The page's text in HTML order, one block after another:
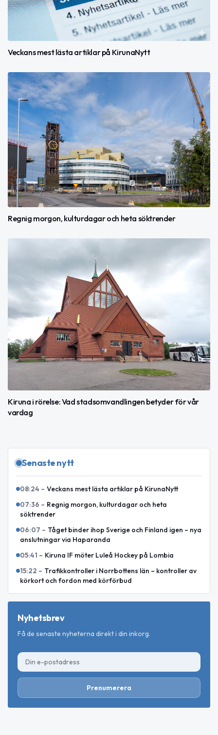
Veckans mest lästa artiklar på KirunaNytt
Regnig morgon, kulturdagar och heta söktrender
Kiruna i rörelse: Vad stadsomvandlingen betyder för vår
vardag
Senaste nytt
08:24 – Veckans mest lästa artiklar på KirunaNytt
07:36 – Regnig morgon, kulturdagar och heta
söktrender
06:07 – Tåget binder ihop Sverige och Finland igen – nya
anslutningar via Haparanda
05:41 – Kiruna IF möter Luleå Hockey på Lombia
15:22 – Trafikkontroller i Norrbottens län – kontroller av
körkort och fordon med körförbud
Nyhetsbrev
Få de senaste nyheterna direkt i din inkorg.
Prenumerera